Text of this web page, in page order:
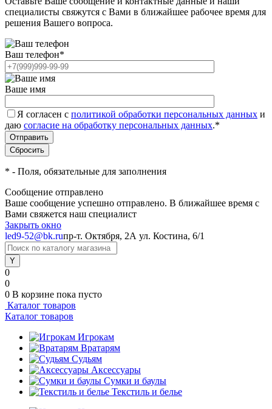
специалисты свяжутся с Вами в ближайшее рабочее время для
решения Вашего вопроса.
Ваш телефон*
Ваше имя
Я согласен с политикой обработки персональных данных и
даю согласие на обработку персональных данных.*
* - Поля, обязательные для заполнения
Сообщение отправлено
Ваше сообщение успешно отправлено. В ближайшее время с
Вами свяжется наш специалист
Закрыть окно
led9-52@bk.ruпр-т. Октября, 2А ул. Костина, 6/1
0
0
0 В корзине пока пусто
Каталог товаров
Каталог товаров
Игрокам
Вратарям
Судьям
Аксессуары
Сумки и баулы
Текстиль и белье